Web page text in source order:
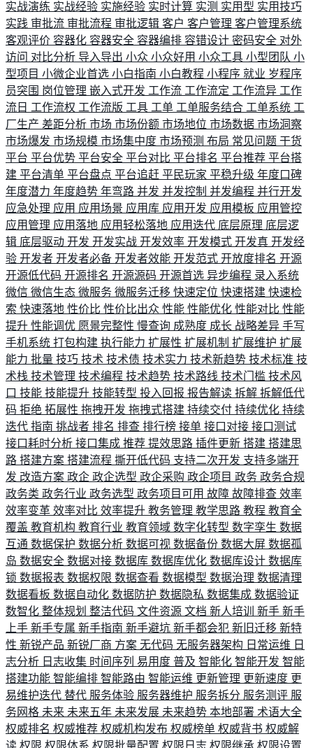
实战演练 实战经验 实施经验 实时计算 实测 实用型 实用技巧
实践 审批流 审批流程 审批逻辑 客户 客户管理 客户管理系统
客观评价 容器化 容器安全 容器编排 容错设计 密码安全 对外
访问 对比分析 导入导出 小众 小众好用 小众工具 小型团队 小
型项目 小微企业首选 小白指南 小白教程 小程序 就业 岁程序
员突围 岗位管理 嵌入式开发 工作流 工作流定 工作流异 工作
流日 工作流权 工作流版 工具 工单 工单服务结合 工单系统 工
厂生产 差距分析 市场 市场份额 市场地位 市场数据 市场洞察
市场爆发 市场规模 市场集中度 市场预测 布局 常见问题 干货
平台 平台优势 平台安全 平台对比 平台排名 平台推荐 平台搭
建 平台清单 平台盘点 平台追赶 平民玩家 平稳升级 年度口碑
年度潜力 年度趋势 年弯路 并发 并发控制 并发编程 并行开发
应急处理 应用 应用场景 应用库 应用开发 应用模板 应用管控
应用管理 应用落地 应用轻松落地 应用迭代 底层原理 底层逻
辑 底层驱动 开发 开发实战 开发效率 开发模式 开发真 开发经
验 开发者 开发者必备 开发者效能 开发范式 开放度排名 开源
开源低代码 开源排名 开源源码 开源首选 异步编程 录入系统
微信 微信生态 微服务 微服务迁移 快速定位 快速搭建 快速检
索 快速落地 性价比 性价比出众 性能 性能优化 性能对比 性能
提升 性能调优 愿景完整性 慢查询 成熟度 成长 战略差异 手写
手机系统 打包构建 执行能力 扩展性 扩展机制 扩展维护 扩展
能力 批量 技巧 技术 技术债 技术实力 技术新趋势 技术标准 技
术栈 技术管理 技术编程 技术趋势 技术路线 技术门槛 技术风
口 技能 技能提升 技能转型 投入回报 报告解读 拆解 拆解低代
码 拒绝 拓展性 拖拽开发 拖拽式搭建 持续交付 持续优化 持续
迭代 指南 挑战者 排名 排查 排行榜 接单 接口对接 接口测试
接口耗时分析 接口集成 推荐 提效思路 插件更新 搭建 搭建思
路 搭建方案 搭建流程 撕开低代码 支持二次开发 支持多端开
发 改造方案 政企 政企选型 政企采购 政企项目 政务 政务合规
政务类 政务行业 政务选型 政务项目可用 故障 故障排查 效率
效率变革 效率对比 效率提升 教务管理 教学思路 教程 教育全
覆盖 教育机构 教育行业 教育领域 数字化转型 数字孪生 数据
互通 数据保护 数据分析 数据可视 数据备份 数据大屏 数据孤
岛 数据安全 数据对接 数据库 数据库优化 数据库设计 数据库
锁 数据报表 数据权限 数据查看 数据模型 数据治理 数据清理
数据看板 数据自动化 数据防护 数据隐私 数据集成 数据验证
数智化 整体规划 整洁代码 文件资源 文档 新人培训 新手 新手
上手 新手专属 新手指南 新手避坑 新手都会犯 新旧迁移 新特
性 新锐产品 新锐厂商 方案 无代码 无服务器架构 日常运维 日
志分析 日志收集 时间序列 易用度 普及 智能化 智能开发 智能
搭建功能 智能编排 智能路由 智能运维 更新管理 更新速度 更
易维护迭代 替代 服务体验 服务器维护 服务拆分 服务测评 服
务网格 未来 未来五年 未来发展 未来趋势 本地部署 术语大全
权威排名 权威推荐 权威机构发布 权威榜单 权威背书 权威解